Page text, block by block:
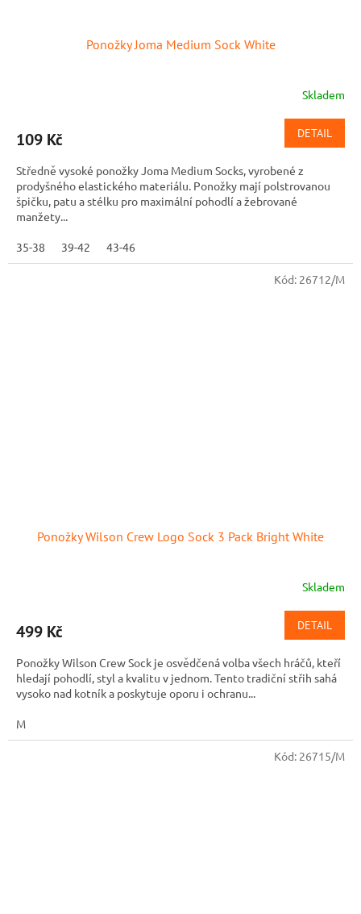
Ponožky Joma Medium Sock White
Skladem
109 Kč DETAIL
Středně vysoké ponožky Joma Medium Socks, vyrobené z
prodyšného elastického materiálu. Ponožky mají polstrovanou
špičku, patu a stélku pro maximální pohodlí a žebrované
manžety...
35-38 39-42 43-46
Ponožky Wilson Crew Logo Sock 3 Pack Bright White
Skladem
499 Kč DETAIL
Ponožky Wilson Crew Sock je osvědčená volba všech hráčů, kteří
hledají pohodlí, styl a kvalitu v jednom. Tento tradiční střih sahá
vysoko nad kotník a poskytuje oporu i ochranu...
M
Kód: 26712/M
Kód: 26715/M